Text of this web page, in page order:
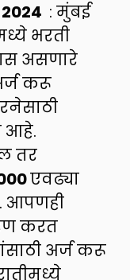
: मुंबई
भरती
असणारे
करू
आहे.
तर
एवढ्या
आपणही
करत
अर्ज करू